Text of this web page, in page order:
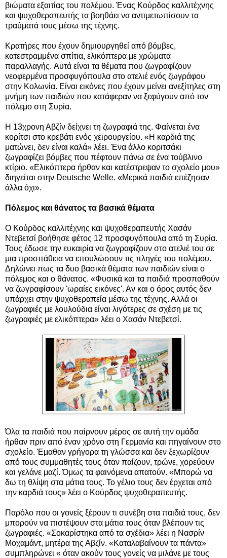
βιώματα εξαιτίας του πολέμου. Ένας Κούρδος καλλιτέχνης
και ψυχοθεραπευτής τα βοηθάει να αντιμετωπίσουν τα
τραύματά τους μέσω της τέχνης.
Κρατήρες που έχουν δημιουργηθεί από βόμβες,
κατεστραμμένα σπίτια, ελικόπτερα με χρώματα
παραλλαγής. Αυτά είναι τα θέματα που ζωγραφίζουν
νεοφερμένα προσφυγόπουλα στο ατελιέ ενός ζωγράφου
στην Κολωνία. Είναι εικόνες που έχουν μείνει ανεξίτηλες στη
μνήμη των παιδιών που κατάφεραν να ξεφύγουν από τον
πόλεμο στη Συρία.
Η 13χρονη Αβζίν δείχνει τη ζωγραφιά της. Φαίνεται ένα
κορίτσι στο κρεβάτι ενός χειρουργείου. «Η καρδιά της
ματώνει, δεν είναι καλά» λέει. Ένα άλλο κοριτσάκι
ζωγραφίζει βόμβες που πέφτουν πάνω σε ένα τούβλινο
κτίριο. «Ελικόπτερα ήρθαν και κατέστρεψαν το σχολείο μου»
διηγείται στην Deutsche Welle. «Μερικά παιδιά επέζησαν
άλλα όχι».
Πόλεμος και θάνατος τα βασικά θέματα
Ο Κούρδος καλλιτέχνης και ψυχοθεραπευτής Χασάν
Ντεβετσί βοήθησε φέτος 12 προσφυγόπουλα από τη Συρία.
Τους έδωσε την ευκαιρία να ζωγραφίζουν στο ατελιέ του σε
μια προσπάθεια να επουλώσουν τις πληγές του πολέμου.
Δηλώνει πως τα δυο βασικά θέματα των παιδιών είναι ο
πόλεμος και ο θάνατος. «Φυσικά και τα παιδιά προσπαθούν
να ζωγραφίσουν 'ωραίες εικόνες'. Αν και ο όρος αυτός δεν
υπάρχει στην ψυχοθεραπεία μέσω της τέχνης. Αλλά οι
ζωγραφιές με λουλούδια είναι λιγότερες σε σχέση με τις
ζωγραφιές με ελικόπτερα» λέει ο Χασάν Ντεβετσί.
Όλα τα παιδιά που παίρνουν μέρος σε αυτή την ομάδα
ήρθαν πριν από έναν χρόνο στη Γερμανία και πηγαίνουν στο
σχολείο. Έμαθαν γρήγορα τη γλώσσα και δεν ξεχωρίζουν
από τους συμμαθητές τους όταν παίζουν, τρώνε, χορεύουν
και γελάνε μαζί. Όμως τα φαινόμενα απατούν. «Μπορώ να
δω τη θλίψη στα μάτια τους. Το γέλιο τους δεν έρχεται από
την καρδιά τους» λέει ο Κούρδος ψυχοθεραπευτής.
Παρόλο που οι γονείς ξέρουν τι συνέβη στα παιδιά τους, δεν
μπορούν να πιστέψουν στα μάτια τους όταν βλέπουν τις
ζωγραφιές. «Σοκαρίστηκα από τα σχέδια» λέει η Νασρίν
Μοχαμάντ, μητέρα της Αβζίν. «Καταλαβαίνουν τα πάντα»
συμπληρώνει « όταν ακούν τους γονείς να μιλάνε με τους